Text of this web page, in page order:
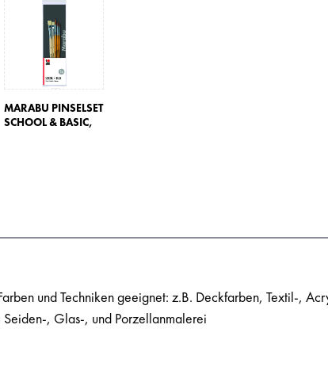
MARABU PINSELSET
SCHOOL & BASIC,
und Techniken geeignet: z.B. Deckfarben, Textil-,
, Glas-, und Porzellanmalerei